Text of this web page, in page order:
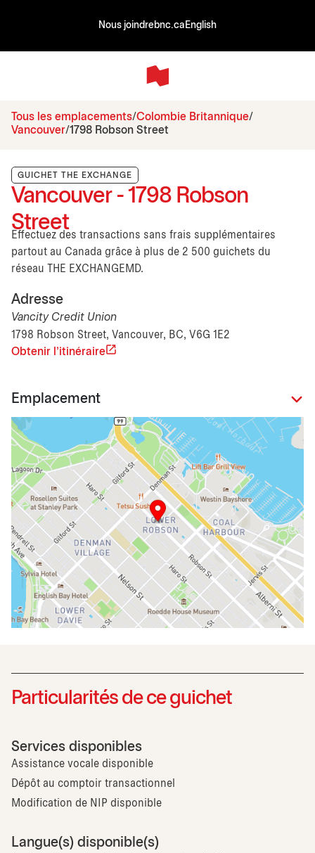
Nous joindrebnc.ca English
Tous les emplacements Colombie Britannique
Vancouver 1798 Robson Street
GUICHET THE EXCHANGE
Vancouver - 1798 Robson
Street
Effectuez des transactions sans frais supplémentaires
partout au Canada grâce à plus de 2 500 guichets du
réseau THE EXCHANGEMD.
Adresse
Vancity Credit Union
1798 Robson Street, Vancouver, BC, V6G 1E2
Obtenir l'itinéraire
Emplacement
Particularités de ce guichet
Services disponibles
Assistance vocale disponible
Dépôt au comptoir transactionnel
Modification de NIP disponible
Langue(s) disponible(s)